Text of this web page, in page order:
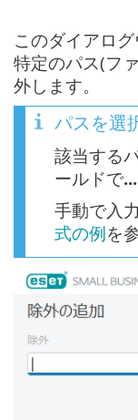
このダイアロ
特定のパス(フ
外します。
パスを選
該当する
ールドで...
手動で入
式の例を